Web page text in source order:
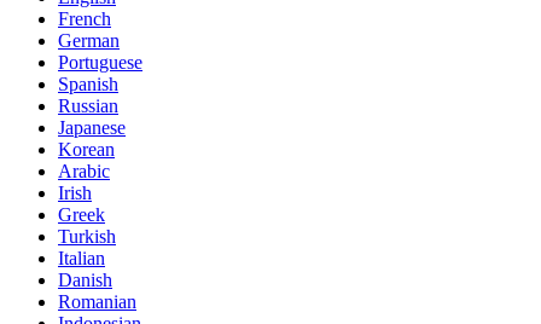
French
German
Portuguese
Spanish
Russian
Japanese
Korean
Arabic
Irish
Greek
Turkish
Italian
Danish
Romanian